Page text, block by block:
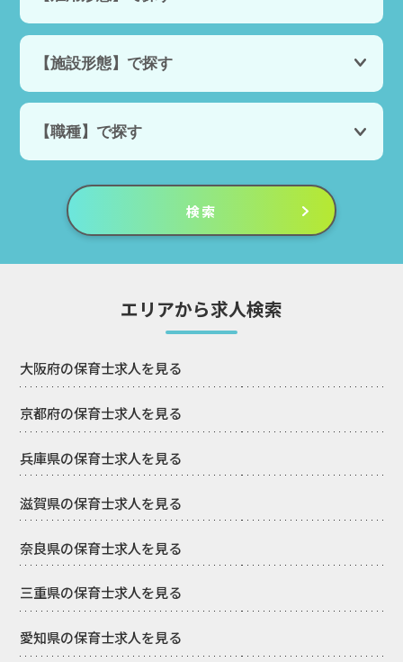
エリアから求人検索
大阪府の保育士求人を見る
京都府の保育士求人を見る
兵庫県の保育士求人を見る
滋賀県の保育士求人を見る
奈良県の保育士求人を見る
三重県の保育士求人を見る
愛知県の保育士求人を見る